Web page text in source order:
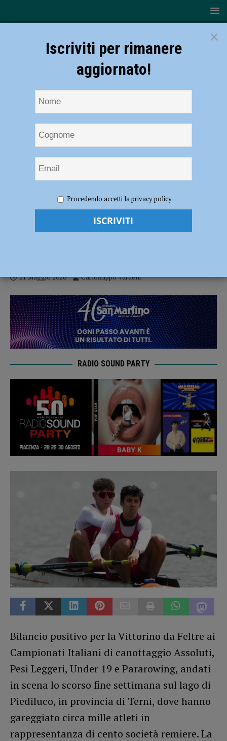
Canottaggio – Tre finali per gli atleti della Vittorino da Feltre agli
Canottaggio – Tre finali per gli atleti della
21 Maggio 2026 Carlofilippo Vardelli
RADIO SOUND PARTY
Bilancio positivo per la Vittorino da Feltre ai
Campionati Italiani di canottaggio Assoluti,
Pesi Leggeri, Under 19 e Pararowing, andati
in scena lo scorso fine settimana sul lago di
Piediluco, in provincia di Terni, dove hanno
gareggiato circa mille atleti in
rappresentanza di cento società remiere. La
×
Iscriviti per rimanere
aggiornato!
Procedendo accetti la privacy policy